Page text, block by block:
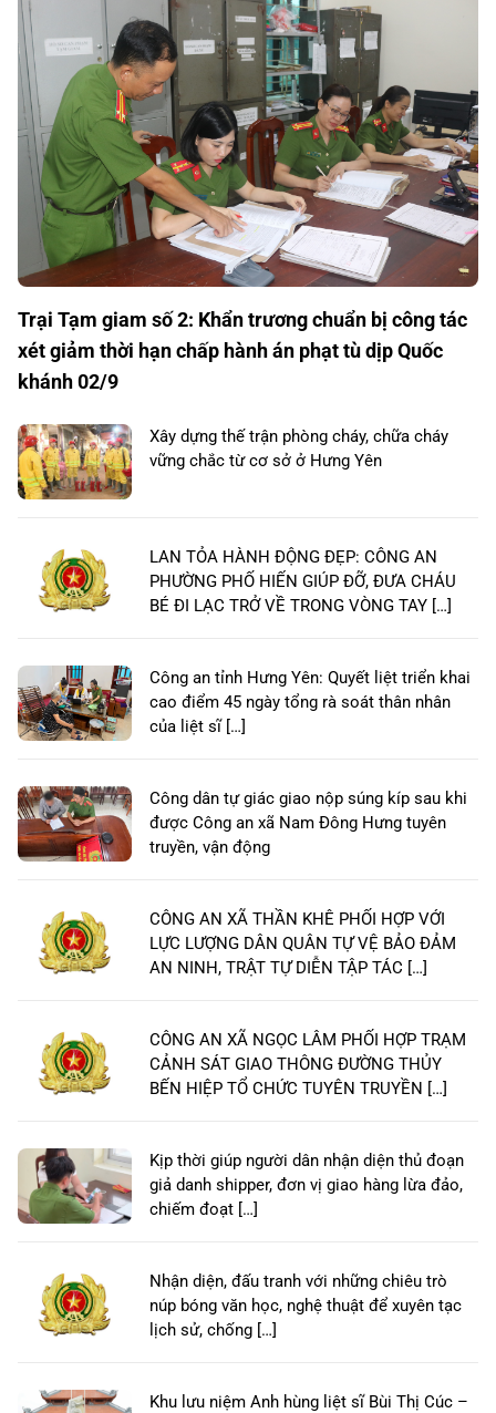
Trại Tạm giam số 2: Khẩn trương chuẩn bị công tác
xét giảm thời hạn chấp hành án phạt tù dịp Quốc
khánh 02/9
Xây dựng thế trận phòng cháy, chữa cháy
vững chắc từ cơ sở ở Hưng Yên
LAN TỎA HÀNH ĐỘNG ĐẸP: CÔNG AN
PHƯỜNG PHỐ HIẾN GIÚP ĐỠ, ĐƯA CHÁU
BÉ ĐI LẠC TRỞ VỀ TRONG VÒNG TAY […]
Công an tỉnh Hưng Yên: Quyết liệt triển khai
cao điểm 45 ngày tổng rà soát thân nhân
của liệt sĩ […]
Công dân tự giác giao nộp súng kíp sau khi
được Công an xã Nam Đông Hưng tuyên
truyền, vận động
CÔNG AN XÃ THẦN KHÊ PHỐI HỢP VỚI
LỰC LƯỢNG DÂN QUÂN TỰ VỆ BẢO ĐẢM
AN NINH, TRẬT TỰ DIỄN TẬP TÁC […]
CÔNG AN XÃ NGỌC LÂM PHỐI HỢP TRẠM
CẢNH SÁT GIAO THÔNG ĐƯỜNG THỦY
BẾN HIỆP TỔ CHỨC TUYÊN TRUYỀN […]
Kịp thời giúp người dân nhận diện thủ đoạn
giả danh shipper, đơn vị giao hàng lừa đảo,
chiếm đoạt […]
Nhận diện, đấu tranh với những chiêu trò
núp bóng văn học, nghệ thuật để xuyên tạc
lịch sử, chống […]
Khu lưu niệm Anh hùng liệt sĩ Bùi Thị Cúc –